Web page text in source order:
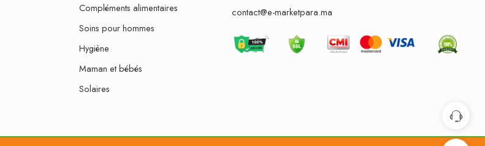
Compléments alimentaires
Soins pour hommes
Hygiène
Maman et bébés
Solaires
contact@e-marketpara.ma